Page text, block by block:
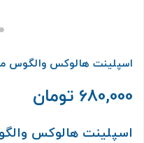
اسپلینت هالوکس والگوس
680,000 تومان